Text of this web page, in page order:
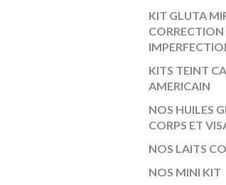
KIT GLUTA
CORRECTION
KITS TEINT
AMERICAIN
NOS HUILES
CORPS ET
NOS LAITS
NOS MINI KIT